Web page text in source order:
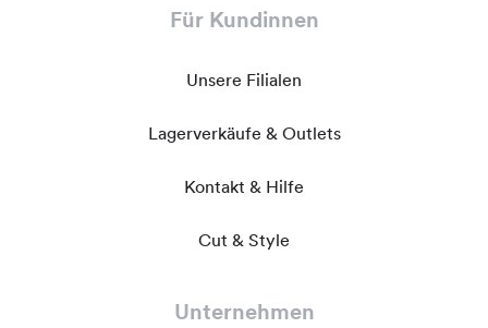
Für Kundinnen
Unsere Filialen
Lagerverkäufe & Outlets
Kontakt & Hilfe
Cut & Style
Unternehmen